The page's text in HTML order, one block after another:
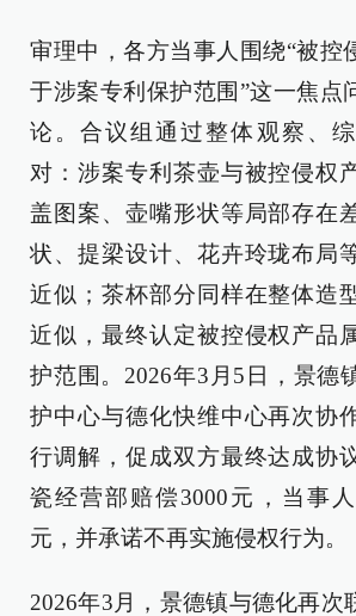
审理中，各方当事人围绕“被控
于涉案专利保护范围”这一焦点
论。合议组通过整体观察、
对：涉案专利茶壶与被控侵权
盖图案、壶嘴形状等局部存在
状、提梁设计、花卉玲珑布局
近似；茶杯部分同样在整体造
近似，最终认定被控侵权产品
护范围。2026年3月5日，景德
护中心与德化快维中心再次协
行调解，促成双方最终达成协
瓷经营部赔偿3000元，当事
元，并承诺不再实施侵权行为。
2026年3月，景德镇与德化再次